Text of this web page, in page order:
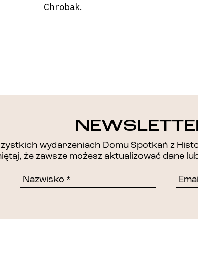
Chrobak.
wydarzeniach Domu Spotkań z
że zawsze możesz aktualizować dane